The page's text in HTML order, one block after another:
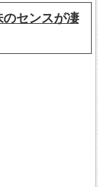
センスが凄